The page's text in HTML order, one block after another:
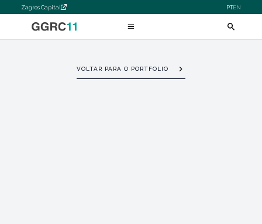
Zagros Capital PTEN
VOLTAR PARA O PORTFOLIO